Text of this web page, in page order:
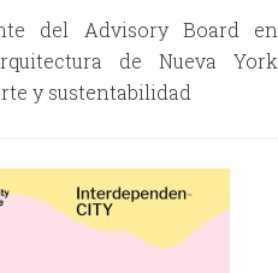
del Advisory Board en
de Nueva York
y sustentabilidad